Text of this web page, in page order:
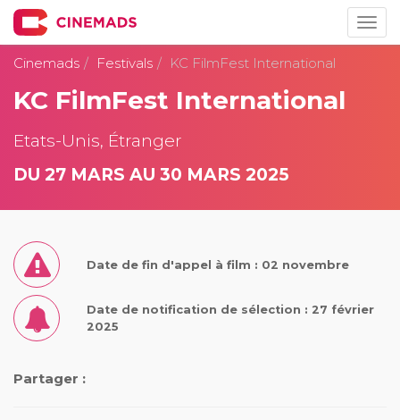
Cinemads
Festivals KC FilmFest International
KC FilmFest International
Etats-Unis, Étranger
DU 27 MARS AU 30 MARS 2025
Date de fin d'appel à film : 02 novembre
Date de notification de sélection : 27 février
2025
Partager :